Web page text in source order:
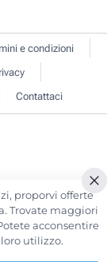
e condizioni
Contattaci
proporvi offerte
Trovate maggiori
acconsentire
utilizzo.